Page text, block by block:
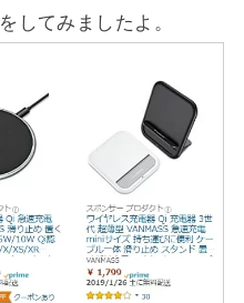
してみましたよ。